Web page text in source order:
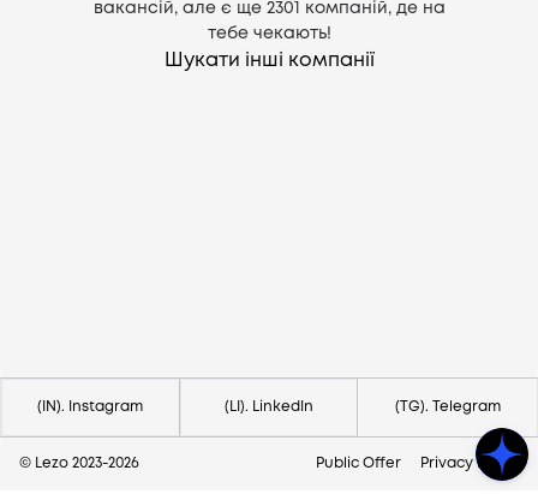
вакансій, але є ще 2301
компаній, де на
тебе чекають!
Шукати інші компанії
(IN). Instagram (LI). LinkedIn (TG). Telegram
© Lezo 2023-2026 Public Offer Privacy Policy